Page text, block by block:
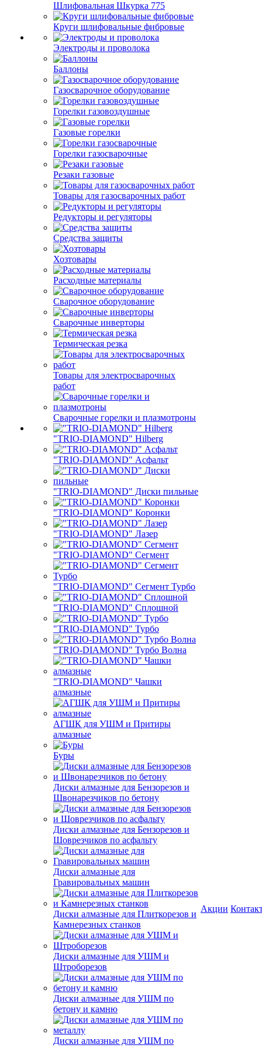
Шлифовальная Шкурка 775
Круги шлифовальные фибровые
Электроды и проволока
Баллоны
Газосварочное оборудование
Горелки газовоздушные
Газовые горелки
Горелки газосварочные
Резаки газовые
Товары для газосварочных работ
Редукторы и регуляторы
Средства защиты
Хозтовары
Расходные материалы
Сварочное оборудование
Сварочные инверторы
Термическая резка
Товары для электросварочных
работ
Сварочные горелки и плазмотроны
"TRIO-DIAMOND" Hilberg
"TRIO-DIAMOND" Асфальт
"TRIO-DIAMOND" Диски пильные
"TRIO-DIAMOND" Коронки
"TRIO-DIAMOND" Лазер
"TRIO-DIAMOND" Сегмент
"TRIO-DIAMOND" Сегмент Турбо
"TRIO-DIAMOND" Сплошной
"TRIO-DIAMOND" Турбо
"TRIO-DIAMOND" Турбо Волна
"TRIO-DIAMOND" Чашки
алмазные
АГШК для УШМ и Притиры
алмазные
Буры
Диски алмазные для Бензорезов и
Швонарезчиков по бетону
Диски алмазные для Бензорезов и
Шоврезчиков по асфальту
Диски алмазные для
Гравировальных машин
Диски алмазные для Плиткорезов и
Камнерезных станков
Диски алмазные для УШМ и
Штроборезов
Диски алмазные для УШМ по
бетону и камню
Диски алмазные для УШМ по
Акции